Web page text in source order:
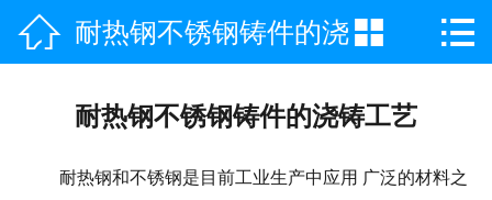
 网站首页
 耐热钢不锈钢铸件的浇
铸工艺
 
耐热钢不锈钢铸件的浇铸工艺
耐热钢和不锈钢是目前工业生产中应用 广泛的材料之